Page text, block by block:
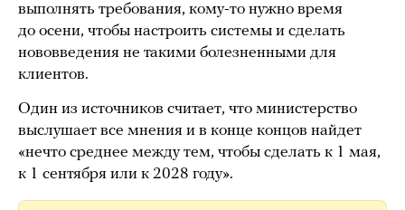
выполнять требования, кому-то нужно время
до осени, чтобы настроить системы и сделать
нововведения не такими болезненными для
клиентов.
Один из источников считает, что министерство
выслушает все мнения и в конце концов найдет
«нечто среднее между тем, чтобы сделать к 1 мая,
к 1 сентября или к 2028 году».